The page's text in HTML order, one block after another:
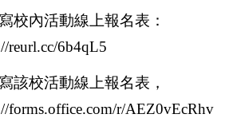
校內活動線上報名表：
reurl.cc/6b4qL5
該校活動線上報名表，
forms.office.com/r/AEZ0vEcRhv